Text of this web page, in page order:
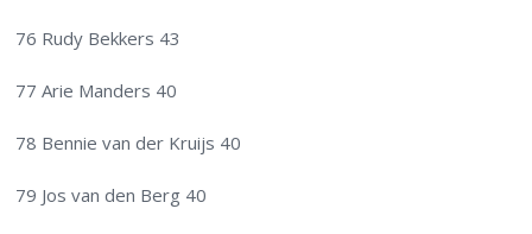
76 Rudy Bekkers 43
77 Arie Manders 40
78 Bennie van der Kruijs 40
79 Jos van den Berg 40